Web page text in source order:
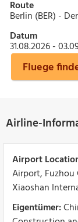
Route
Berlin (BER) -
Datum
31.08.2026 -
Fluege
Airline-
Airport
Airport,
Xiaoshan
Eigentümer: